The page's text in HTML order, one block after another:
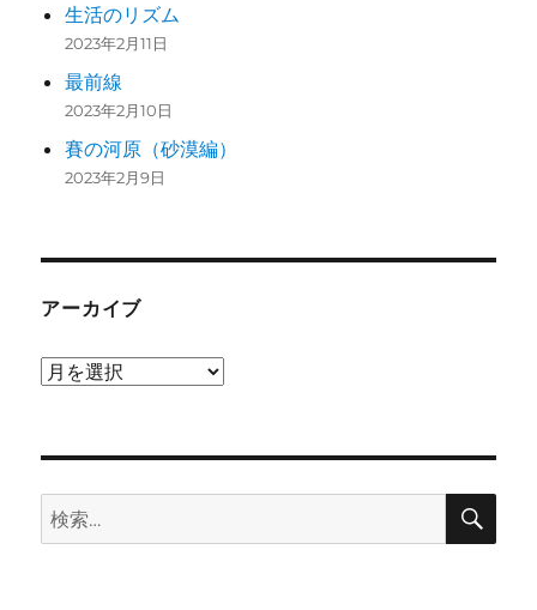
生活のリズム
2023年2月11日
最前線
2023年2月10日
賽の河原（砂漠編）
2023年2月9日
アーカイブ
ア
検
索:
検